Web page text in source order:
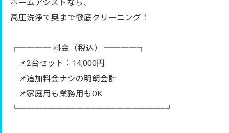
ホームアシストなら、
高圧洗浄で奥まで徹底クリーニング！
╔════ 料金（税込） ════╗
📌2台セット：14,000円
📌追加料金ナシの明朗会計
📌家庭用も業務用もOK
╚══════════════════╝